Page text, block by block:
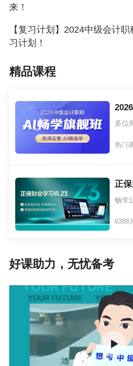
来！
【复习计划】2024中级会计
习计划！
精品课程
多位
热门
正
畅学
6388
好课助力，无忧备考